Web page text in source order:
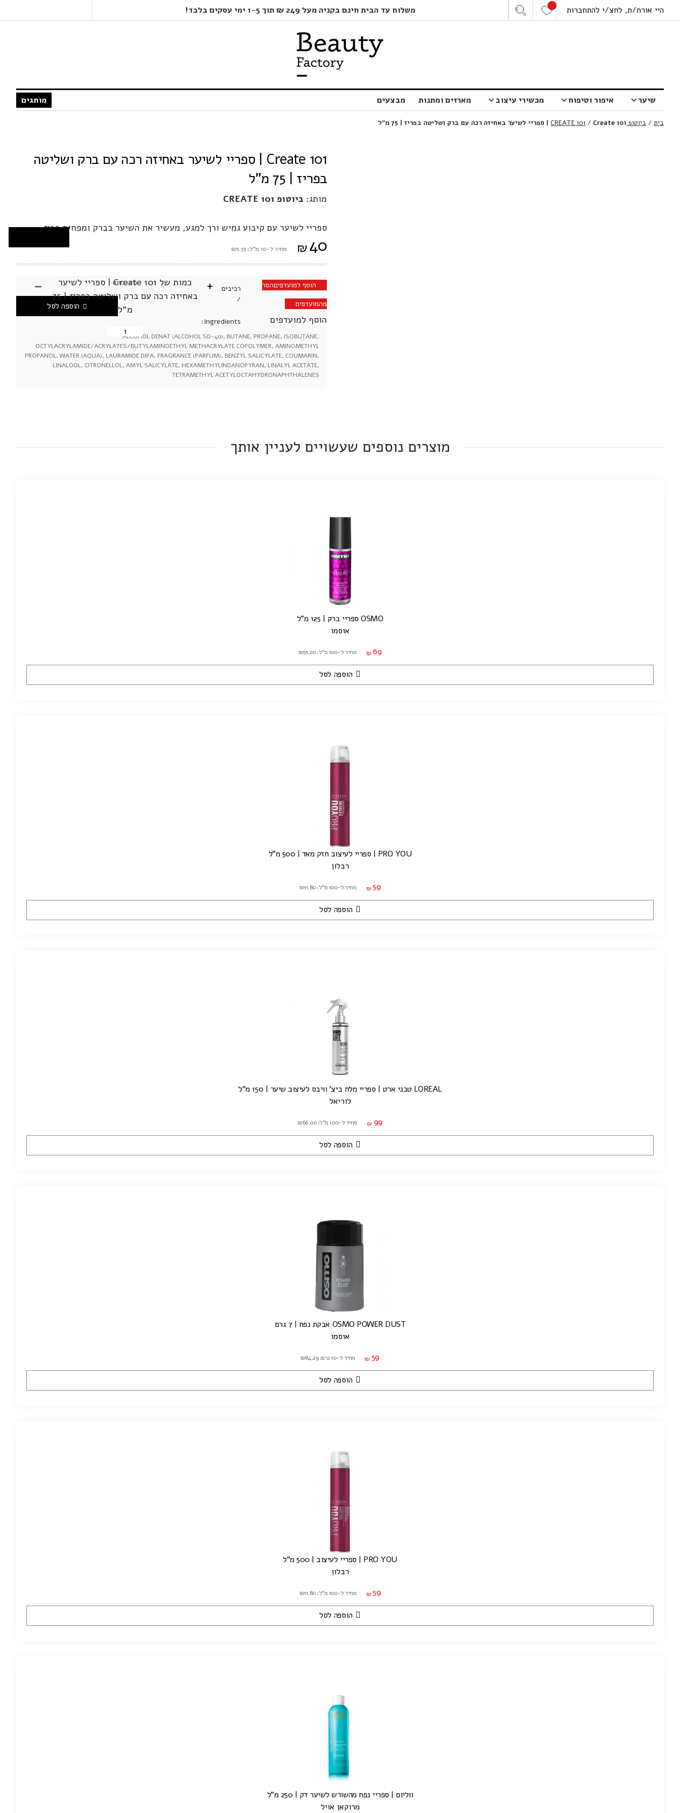
היי אורח/ת, לחצ/י להתחברות משלוח עד הבית חינם בקניה מעל 249 ₪ תוך 1-5 ימי עסקים בלבד!
שיער איפור וטיפוח מכשירי עיצוב מארזים ומתנות מבצעים מותגים
בית / ביוטופ CREATE 101 / Create 101 | ספריי לשיער באחיזה רכה עם ברק ושליטה בפריז | 75 מ”ל
Create 101 | ספריי לשיער באחיזה רכה עם ברק ושליטה
בפריז | 75 מ"ל
מותג: ביוטופ CREATE 101
ספריי לשיער עם קיבוע גמיש ורך למגע, מעשיר את השיער בברק ומפחית פריז.
₪40 מחיר ל-10 מ"ל: ₪5.33
+
כמות של Create 101 | ספריי לשיער
באחיזה רכה עם ברק ושליטה בפריז | 75
מ"ל
בחרו כמות -
הוספה לסל
הוסף למועדפיםהסר
מהמועדפים
הוסף למועדפים
רכיבים
/
Ingredients:
ALCOHOL DENAT (ALCOHOL SD-40), BUTANE, PROPANE, ISOBUTANE,
OCTYLACRYLAMIDE/ACRYLATES/BUTYLAMINOETHYL METHACRYLATE COPOLYMER, AMINOMETHYL
PROPANOL, WATER (AQUA), LAURAMIDE DIPA, FRAGRANCE (PARFUM), BENZYL SALICYLATE, COUMARIN,
LINALOOL, CITRONELLOL, AMYL SALICYLATE, HEXAMETHYLINDANOPYRAN, LINALYL ACETATE,
TETRAMETHYL ACETYLOCTAHYDRONAPHTHALENES
מוצרים נוספים שעשויים לעניין אותך
OSMO ספריי ברק | 125 מ"ל
אוסמו
₪ 69 מחיר ל-100 מ"ל: ₪55.20
הוספה לסל
PRO YOU | ספריי לעיצוב חזק מאד | 500 מ"ל
רבלון
₪ 59 מחיר ל-100 מ"ל: ₪11.80
הוספה לסל
LOREAL טכני ארט | ספריי מלח ביצ' וויבס לעיצוב שיער | 150 מ"ל
לוריאל
₪ 99 מחיר ל-100 מ"ל: ₪66.00
הוספה לסל
OSMO POWER DUST אבקת נפח | 7 גרם
אוסמו
₪ 59 מחיר ל-10 גרם: ₪84.29
הוספה לסל
PRO YOU | ספריי לעיצוב | 500 מ"ל
רבלון
₪ 59 מחיר ל-100 מ"ל: ₪11.80
הוספה לסל
ווליום | ספריי נפח מהשורש לשיער דק | 250 מ"ל
מרוקאן אויל